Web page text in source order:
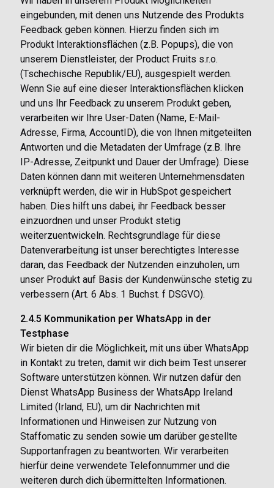
eingebunden, mit denen uns Nutzende des Produkts
Feedback geben können. Hierzu finden sich im
Produkt Interaktionsflächen (z.B. Popups), die von
unserem Dienstleister, der Product Fruits s.r.o.
(Tschechische Republik/EU), ausgespielt werden.
Wenn Sie auf eine dieser Interaktionsflächen klicken
und uns Ihr Feedback zu unserem Produkt geben,
verarbeiten wir Ihre User-Daten (Name, E-Mail-
Adresse, Firma, AccountID), die von Ihnen mitgeteilten
Antworten und die Metadaten der Umfrage (z.B. Ihre
IP-Adresse, Zeitpunkt und Dauer der Umfrage). Diese
Daten können dann mit weiteren Unternehmensdaten
verknüpft werden, die wir in HubSpot gespeichert
haben. Dies hilft uns dabei, ihr Feedback besser
einzuordnen und unser Produkt stetig
weiterzuentwickeln. Rechtsgrundlage für diese
Datenverarbeitung ist unser berechtigtes Interesse
daran, das Feedback der Nutzenden einzuholen, um
unser Produkt auf Basis der Kundenwünsche stetig zu
verbessern (Art. 6 Abs. 1 Buchst. f DSGVO).
2.4.5 Kommunikation per WhatsApp in der
Testphase
Wir bieten dir die Möglichkeit, mit uns über WhatsApp
in Kontakt zu treten, damit wir dich beim Test unserer
Software unterstützen können. Wir nutzen dafür den
Dienst WhatsApp Business der WhatsApp Ireland
Limited (Irland, EU), um dir Nachrichten mit
Informationen und Hinweisen zur Nutzung von
Staffomatic zu senden sowie um darüber gestellte
Supportanfragen zu beantworten. Wir verarbeiten
hierfür deine verwendete Telefonnummer und die
weiteren durch dich übermittelten Informationen.